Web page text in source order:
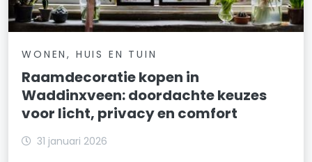
WONEN, HUIS EN TUIN
Raamdecoratie kopen in
Waddinxveen: doordachte keuzes
voor licht, privacy en comfort
31 januari 2026